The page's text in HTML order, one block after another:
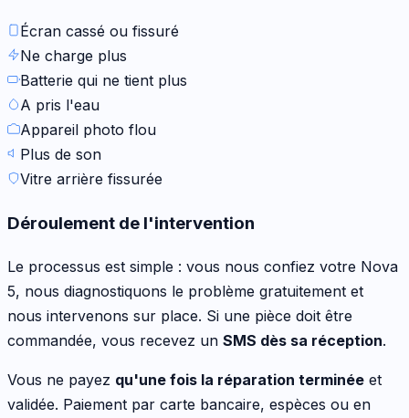
Écran cassé ou fissuré
Ne charge plus
Batterie qui ne tient plus
A pris l'eau
Appareil photo flou
Plus de son
Vitre arrière fissurée
Déroulement de l'intervention
Le processus est simple : vous nous confiez votre Nova
5, nous diagnostiquons le problème gratuitement et
nous intervenons sur place. Si une pièce doit être
commandée, vous recevez un SMS dès sa réception.
Vous ne payez qu'une fois la réparation terminée et
validée. Paiement par carte bancaire, espèces ou en